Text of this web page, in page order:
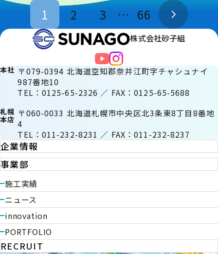
1 2 3 … 66
株式会社砂子組
本社 〒079-0394 北海道空知郡奈井江町字チャシュナイ
987番地10
TEL：0125-65-2326 ／ FAX：0125-65-5688
札幌
本店
〒060-0033 北海道札幌市中央区北3条東8丁目8番地
4
TEL：011-232-8231 ／ FAX：011-232-8237
企業情報
事業部
施工実績
ニュース
innovation
PORTFOLIO
RECRUIT